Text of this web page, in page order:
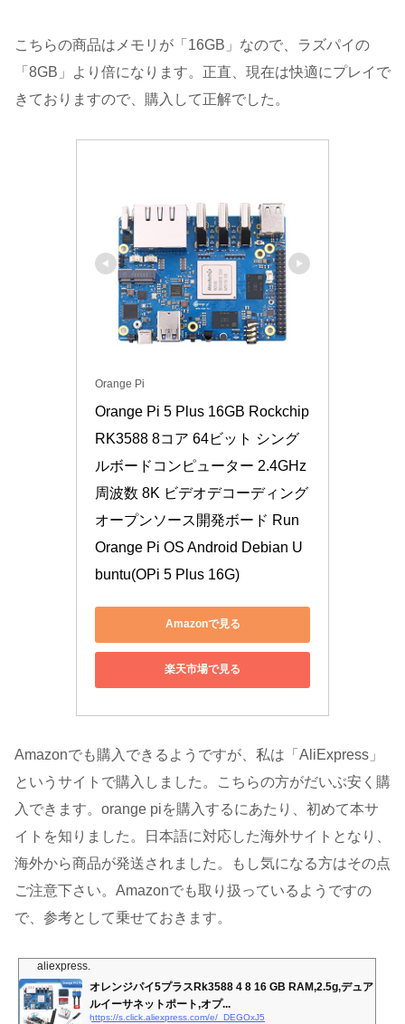
こちらの商品はメモリが「16GB」なので、ラズパイの
「8GB」より倍になります。正直、現在は快適にプレイで
きておりますので、購入して正解でした。
Orange Pi
Orange Pi 5 Plus 16GB Rockchip
RK3588 8コア 64ビット シング
ルボードコンピューター 2.4GHz
周波数 8K ビデオデコーディング
オープンソース開発ボード Run
Orange Pi OS Android Debian U
buntu(OPi 5 Plus 16G)
Amazonで見る
楽天市場で見る
Amazonでも購入できるようですが、私は「AliExpress」
というサイトで購入しました。こちらの方がだいぶ安く購
入できます。orange piを購入するにあたり、初めて本サ
イトを知りました。日本語に対応した海外サイトとなり、
海外から商品が発送されました。もし気になる方はその点
ご注意下さい。Amazonでも取り扱っているようですの
で、参考として乗せておきます。
aliexpress.
オレンジパイ5プラスRk3588 4 8 16 GB RAM,2.5g,デュア
ルイーサネットポート,オプ...
https://s.click.aliexpress.com/e/_DEGOxJ5